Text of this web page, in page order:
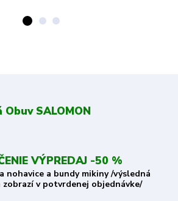
Obuv SALOMON
VÝPREDAJ -50 %
nohavice a bundy mikiny /výsledná
zobrazí v potvrdenej objednávke/